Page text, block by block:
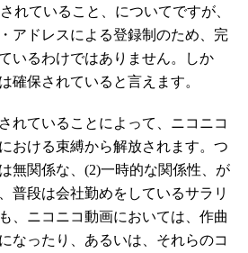
れていること、についてですが、
アドレスによる登録制のため、完
いるわけではありません。しか
確保されていると言えます。
れていることによって、ニコニコ
おける束縛から解放されます。つ
無関係な、(2)一時的な関係性、が
普段は会社勤めをしているサラリ
、ニコニコ動画においては、作曲
なったり、あるいは、それらのコ